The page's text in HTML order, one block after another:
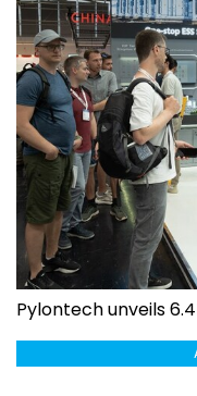
Pylontech unveils